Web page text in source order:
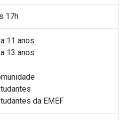
17h
11 anos
13 anos
da EMEF